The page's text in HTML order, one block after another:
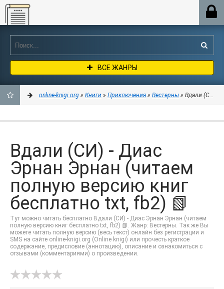
Online-knigi.org
ВСЕ ЖАНРЫ
ЗАКЛАДКИ
online-knigi.org » Книги » Приключения » Вестерны » Вдали (СИ) -
Вдали (СИ) - Диас
Эрнан Эрнан (читаем
полную версию книг
бесплатно txt, fb2) 📗
Тут можно читать бесплатно Вдали (СИ) - Диас Эрнан Эрнан (читаем
полную версию книг бесплатно txt, fb2) 📗. Жанр: Вестерны. Так же Вы
можете читать полную версию (весь текст) онлайн без регистрации и
SMS на сайте online-knigi.org (Online knigi) или прочесть краткое
содержание, предисловие (аннотацию), описание и ознакомиться с
отзывами (комментариями) о произведении.